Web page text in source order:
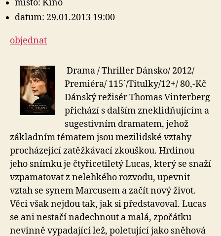
místo: Kino
datum: 29.01.2013 19:00
objednat
Drama / Thriller Dánsko/ 2012/
Premiéra/ 115´/Titulky/12+/ 80,-Kč
Dánský režisér Thomas Vinterberg
přichází s dalším zneklidňujícím a
sugestivním dramatem, jehož
základním tématem jsou mezilidské vztahy
procházející zatěžkávací zkouškou. Hrdinou
jeho snímku je čtyřicetiletý Lucas, který se snaží
vzpamatovat z nelehkého rozvodu, upevnit
vztah se synem Marcusem a začít nový život.
Věci však nejdou tak, jak si představoval. Lucas
se ani nestačí nadechnout a malá, zpočátku
nevinně vypadající lež, poletující jako sněhová